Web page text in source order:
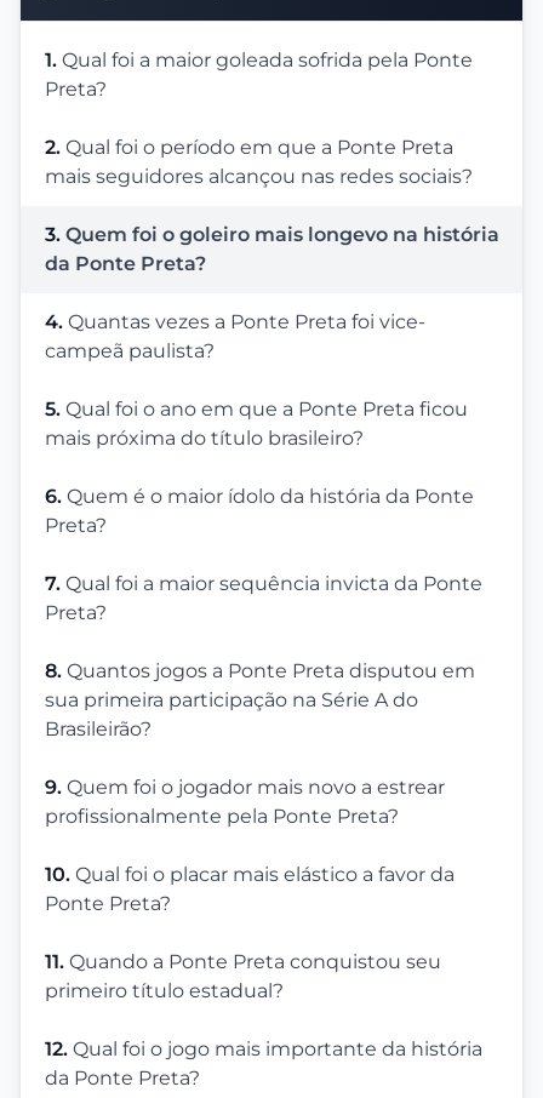
1. Qual foi a maior goleada sofrida pela Ponte
Preta?
2. Qual foi o período em que a Ponte Preta
mais seguidores alcançou nas redes sociais?
3. Quem foi o goleiro mais longevo na história
da Ponte Preta?
4. Quantas vezes a Ponte Preta foi vice-
campeã paulista?
5. Qual foi o ano em que a Ponte Preta ficou
mais próxima do título brasileiro?
6. Quem é o maior ídolo da história da Ponte
Preta?
7. Qual foi a maior sequência invicta da Ponte
Preta?
8. Quantos jogos a Ponte Preta disputou em
sua primeira participação na Série A do
Brasileirão?
9. Quem foi o jogador mais novo a estrear
profissionalmente pela Ponte Preta?
10. Qual foi o placar mais elástico a favor da
Ponte Preta?
11. Quando a Ponte Preta conquistou seu
primeiro título estadual?
12. Qual foi o jogo mais importante da história
da Ponte Preta?